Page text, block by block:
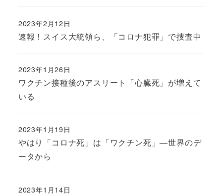
速報！スイス大統領ら、「コロナ犯罪」で捜査中
2023年2月12日
ワクチン接種後のアスリート「心臓死」が増えて
いる
2023年1月26日
やはり「コロナ死」は「ワクチン死」―世界のデ
ータから
2023年1月19日
2023年1月14日